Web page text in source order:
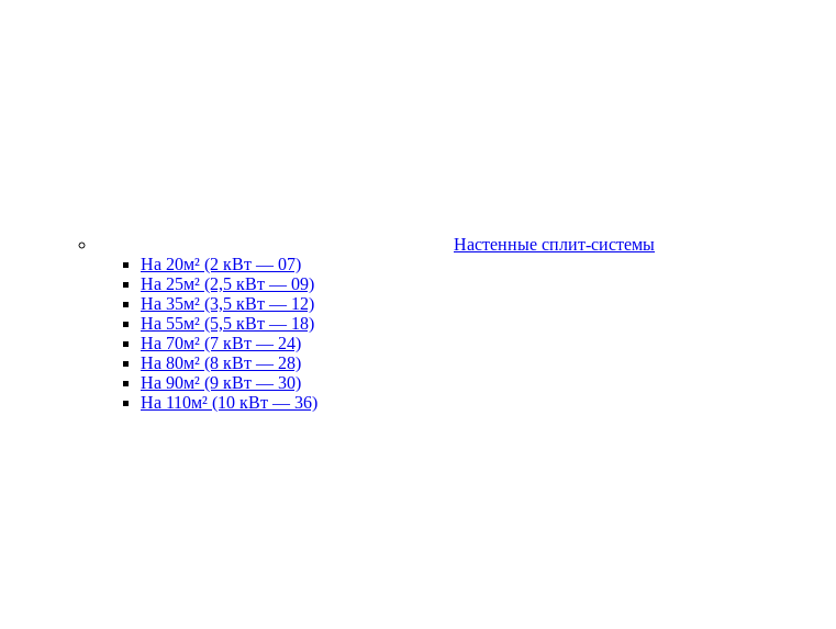
Настенные сплит-системы
На 20м² (2 кВт — 07)
На 25м² (2,5 кВт — 09)
На 35м² (3,5 кВт — 12)
На 55м² (5,5 кВт — 18)
На 70м² (7 кВт — 24)
На 80м² (8 кВт — 28)
На 90м² (9 кВт — 30)
На 110м² (10 кВт — 36)